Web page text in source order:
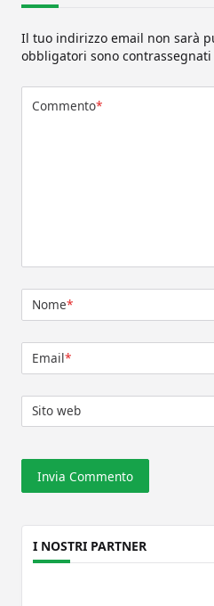
Il tuo indirizzo email non sarà
obbligatori sono contrassegnati
Commento*
Nome*
Email*
Sito web
I NOSTRI PARTNER